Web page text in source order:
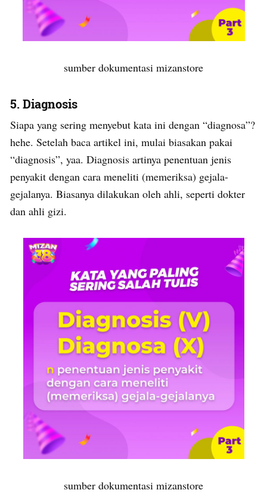
sumber dokumentasi mizanstore
5. Diagnosis
Siapa yang sering menyebut kata ini dengan “diagnosa”?
hehe. Setelah baca artikel ini, mulai biasakan pakai
“diagnosis”, yaa. Diagnosis artinya penentuan jenis
penyakit dengan cara meneliti (memeriksa) gejala-
gejalanya. Biasanya dilakukan oleh ahli, seperti dokter
dan ahli gizi.
sumber dokumentasi mizanstore